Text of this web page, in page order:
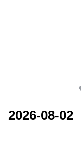
2026-08-02